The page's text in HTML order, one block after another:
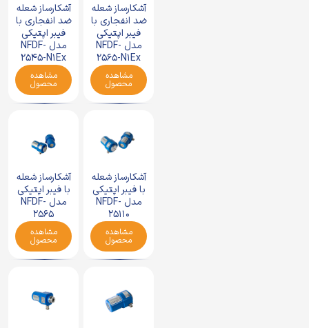
آشکارساز شعله
ضد انفجاری با
فیبر اپتیکی
مدل NFDF-
2565-N1Ex
مشاهده
محصول
آشکارساز شعله
ضد انفجاری با
فیبر اپتیکی
مدل NFDF-
2545-N1Ex
مشاهده
محصول
آشکارساز شعله
با فیبر اپتیکی
مدل NFDF-
25110
مشاهده
محصول
آشکارساز شعله
با فیبر اپتیکی
مدل NFDF-
2565
مشاهده
محصول